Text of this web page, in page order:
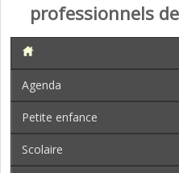
professionnels
Agenda
Petite enfance
Scolaire